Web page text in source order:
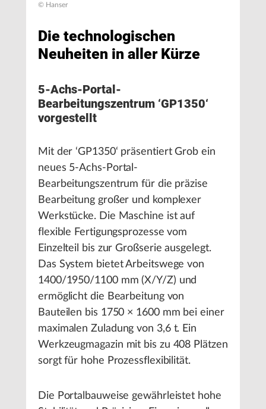
© Hanser
Die technologischen
Neuheiten in aller Kürze
5-Achs-Portal-
Bearbeitungszentrum ‘GP1350‘
vorgestellt
Mit der ‘GP1350‘ präsentiert Grob ein
neues 5-Achs-Portal-
Bearbeitungszentrum für die präzise
Bearbeitung großer und komplexer
Werkstücke. Die Maschine ist auf
flexible Fertigungsprozesse vom
Einzelteil bis zur Großserie ausgelegt.
Das System bietet Arbeitswege von
1400/1950/1100 mm (X/Y/Z) und
ermöglicht die Bearbeitung von
Bauteilen bis 1750 × 1600 mm bei einer
maximalen Zuladung von 3,6 t. Ein
Werkzeugmagazin mit bis zu 408 Plätzen
sorgt für hohe Prozessflexibilität.
Die Portalbauweise gewährleistet hohe